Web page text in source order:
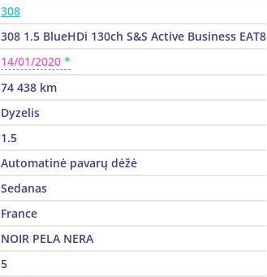
308
308 1.5 BlueHDi 130ch S&S Active Business EAT8
14/01/2020
74 438 km
Dyzelis
1.5
Automatinė pavarų dėžė
Sedanas
France
NOIR PELA NERA
5